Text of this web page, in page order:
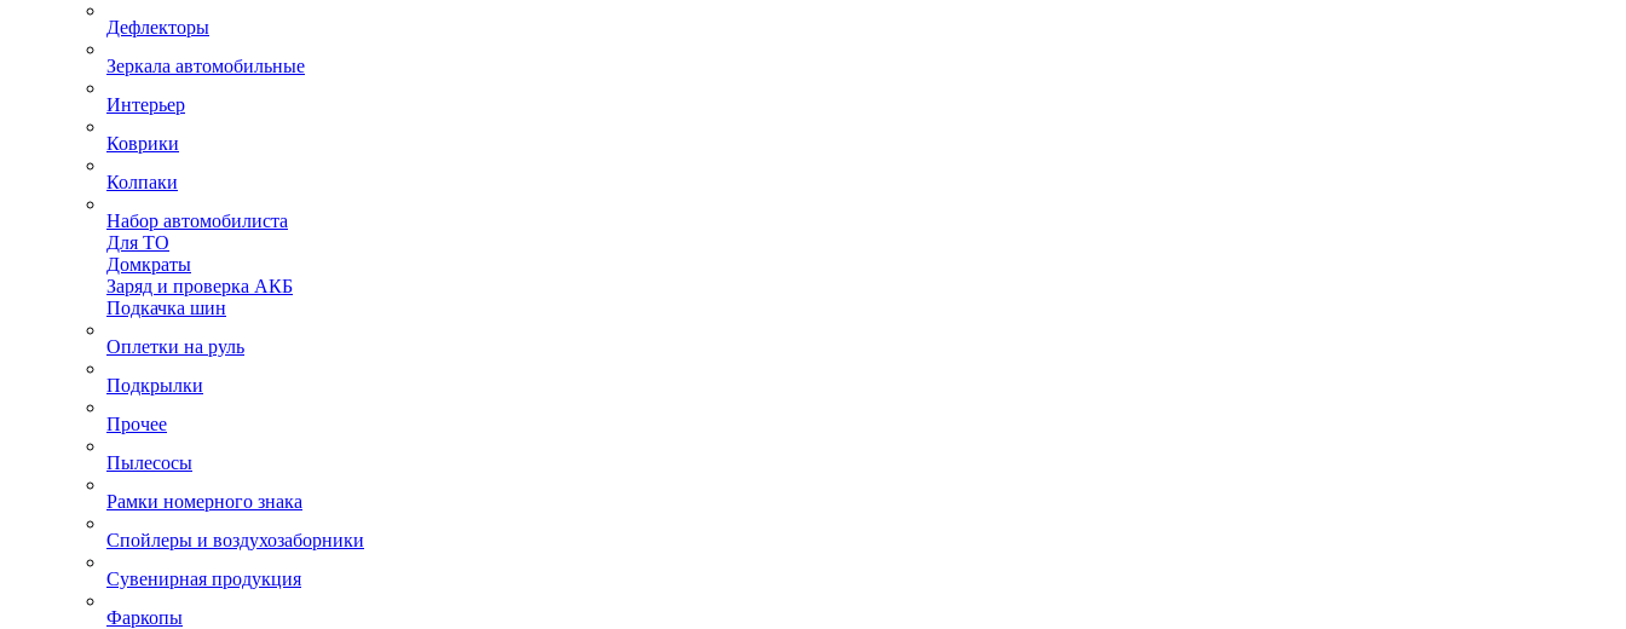
Дефлекторы
Зеркала автомобильные
Интерьер
Коврики
Колпаки
Набор автомобилиста
Для ТО
Домкраты
Заряд и проверка АКБ
Подкачка шин
Оплетки на руль
Подкрылки
Прочее
Пылесосы
Рамки номерного знака
Спойлеры и воздухозаборники
Сувенирная продукция
Фаркопы